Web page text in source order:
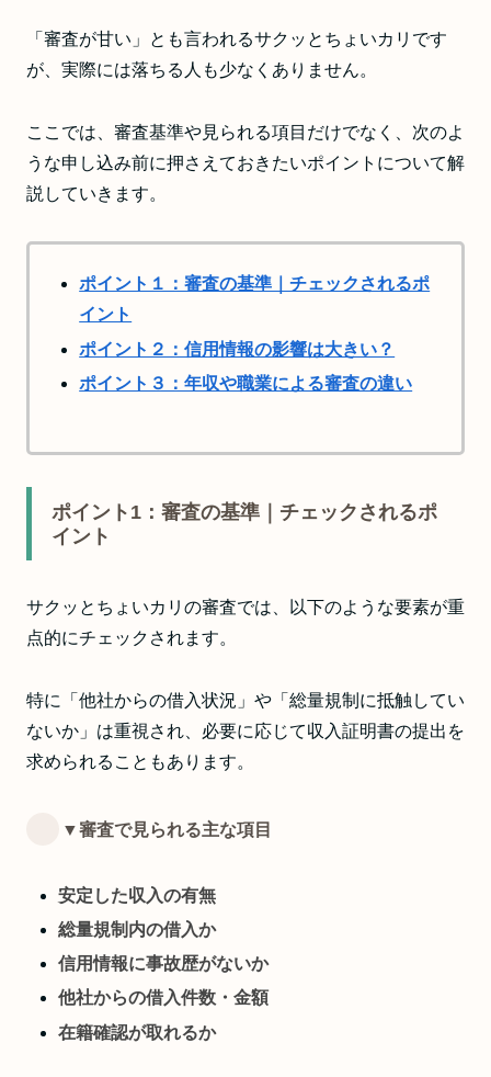
「審査が甘い」とも言われるサクッとちょいカリです
が、実際には落ちる人も少なくありません。
ここでは、審査基準や見られる項目だけでなく、次のよ
うな申し込み前に押さえておきたいポイントについて解
説していきます。
ポイント１：審査の基準｜チェックされるポ
イント
ポイント２：信用情報の影響は大きい？
ポイント３：年収や職業による審査の違い
ポイント1：審査の基準｜チェックされるポ
イント
サクッとちょいカリの審査では、以下のような要素が重
点的にチェックされます。
特に「他社からの借入状況」や「総量規制に抵触してい
ないか」は重視され、必要に応じて収入証明書の提出を
求められることもあります。
▼審査で見られる主な項目
安定した収入の有無
総量規制内の借入か
信用情報に事故歴がないか
他社からの借入件数・金額
在籍確認が取れるか